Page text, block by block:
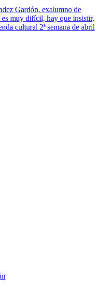
Gardón, exalumno de
muy difícil, hay que insistir,
cultural 2ª semana de abril